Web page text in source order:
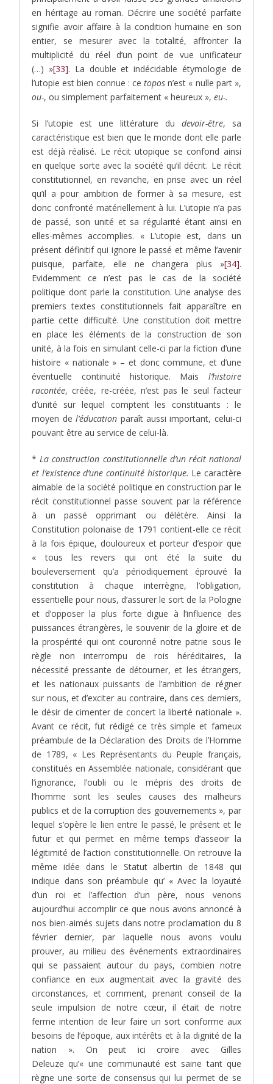
en héritage au roman. Décrire une société parfaite
signifie avoir affaire à la condition humaine en son
entier, se mesurer avec la totalité, affronter la
multiplicité du réel d’un point de vue unificateur
(…) »[33]. La double et indécidable étymologie de
l’utopie est bien connue : cetoposn’est « nulle part »,
ou-, ou simplement parfaitement « heureux »,eu-.
Si l’utopie est une littérature du devoir-être, sa
caractéristique est bien que le monde dont elle parle
est déjà réalisé. Le récit utopique se confond ainsi
en quelque sorte avec la société qu’il décrit. Le récit
constitutionnel, en revanche, en prise avec un réel
qu’il a pour ambition de former à sa mesure, est
donc confronté matériellement à lui. L’utopie n’a pas
de passé, son unité et sa régularité étant ainsi en
elles-mêmes accomplies. « L’utopie est, dans un
présent définitif qui ignore le passé et même l’avenir
puisque, parfaite, elle ne changera plus »[34].
Evidemment ce n’est pas le cas de la société
politique dont parle la constitution. Une analyse des
premiers textes constitutionnels fait apparaître en
partie cette difficulté. Une constitution doit mettre
en place les éléments de la construction de son
unité, à la fois en simulant celle-ci par la fiction d’une
histoire « nationale » – et donc commune, et d’une
éventuelle continuité historique. Mais l’histoire
racontée, créée, re-créée, n’est pas le seul facteur
d’unité sur lequel comptent les constituants : le
moyen del’éducation paraît aussi important, celui-ci
pouvant être au service de celui-là.
*La construction constitutionnelle d’un récit national
et l’existence d’une continuité historique. Le caractère
aimable de la société politique en construction par le
récit constitutionnel passe souvent par la référence
à un passé opprimant ou délétère. Ainsi la
Constitution polonaise de 1791 contient-elle ce récit
à la fois épique, douloureux et porteur d’espoir que
« tous les revers qui ont été la suite du
bouleversement qu’a périodiquement éprouvé la
constitution à chaque interrègne, l’obligation,
essentielle pour nous, d’assurer le sort de la Pologne
et d’opposer la plus forte digue à l’influence des
puissances étrangères, le souvenir de la gloire et de
la prospérité qui ont couronné notre patrie sous le
règle non interrompu de rois héréditaires, la
nécessité pressante de détourner, et les étrangers,
et les nationaux puissants de l’ambition de régner
sur nous, et d’exciter au contraire, dans ces derniers,
le désir de cimenter de concert la liberté nationale ».
Avant ce récit, fut rédigé ce très simple et fameux
préambule de la Déclaration des Droits de l’Homme
de 1789, « Les Représentants du Peuple français,
constitués en Assemblée nationale, considérant que
l’ignorance, l’oubli ou le mépris des droits de
l’homme sont les seules causes des malheurs
publics et de la corruption des gouvernements », par
lequel s’opère le lien entre le passé, le présent et le
futur et qui permet en même temps d’asseoir la
légitimité de l’action constitutionnelle. On retrouve la
même idée dans le Statut albertin de 1848 qui
indique dans son préambule qu’ « Avec la loyauté
d’un roi et l’affection d’un père, nous venons
aujourd’hui accomplir ce que nous avons annoncé à
nos bien-aimés sujets dans notre proclamation du 8
février dernier, par laquelle nous avons voulu
prouver, au milieu des événements extraordinaires
qui se passaient autour du pays, combien notre
confiance en eux augmentait avec la gravité des
circonstances, et comment, prenant conseil de la
seule impulsion de notre cœur, il était de notre
ferme intention de leur faire un sort conforme aux
besoins de l’époque, aux intérêts et à la dignité de la
nation ». On peut ici croire avec Gilles
Deleuze qu’« une communauté est saine tant que
règne une sorte de consensus qui lui permet de se